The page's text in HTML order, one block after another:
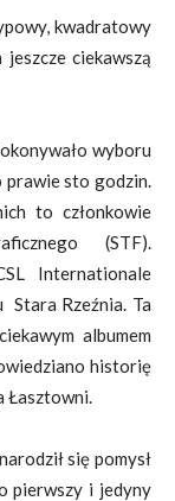
kwadratowy
ciekawszą
wyboru
sto godzin.
to członkowie
(STF).
Internationale
Rzeźnia. Ta
albumem
historię
Łasztowni.
się pomysł
pierwszy i jedyny